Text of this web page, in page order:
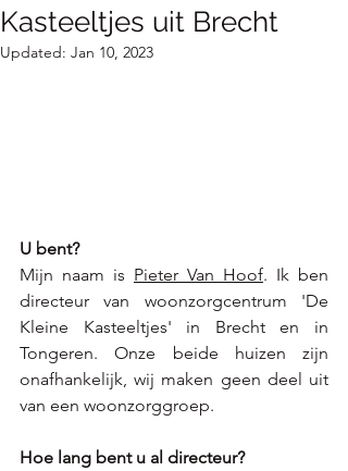
Kasteeltjes uit Brecht
Updated: Jan 10, 2023
U bent?
Mijn naam is Pieter Van Hoof. Ik ben
directeur van woonzorgcentrum 'De
Kleine Kasteeltjes' in Brecht en in
Tongeren. Onze beide huizen zijn
onafhankelijk, wij maken geen deel uit
van een woonzorggroep.
Hoe lang bent u al directeur?